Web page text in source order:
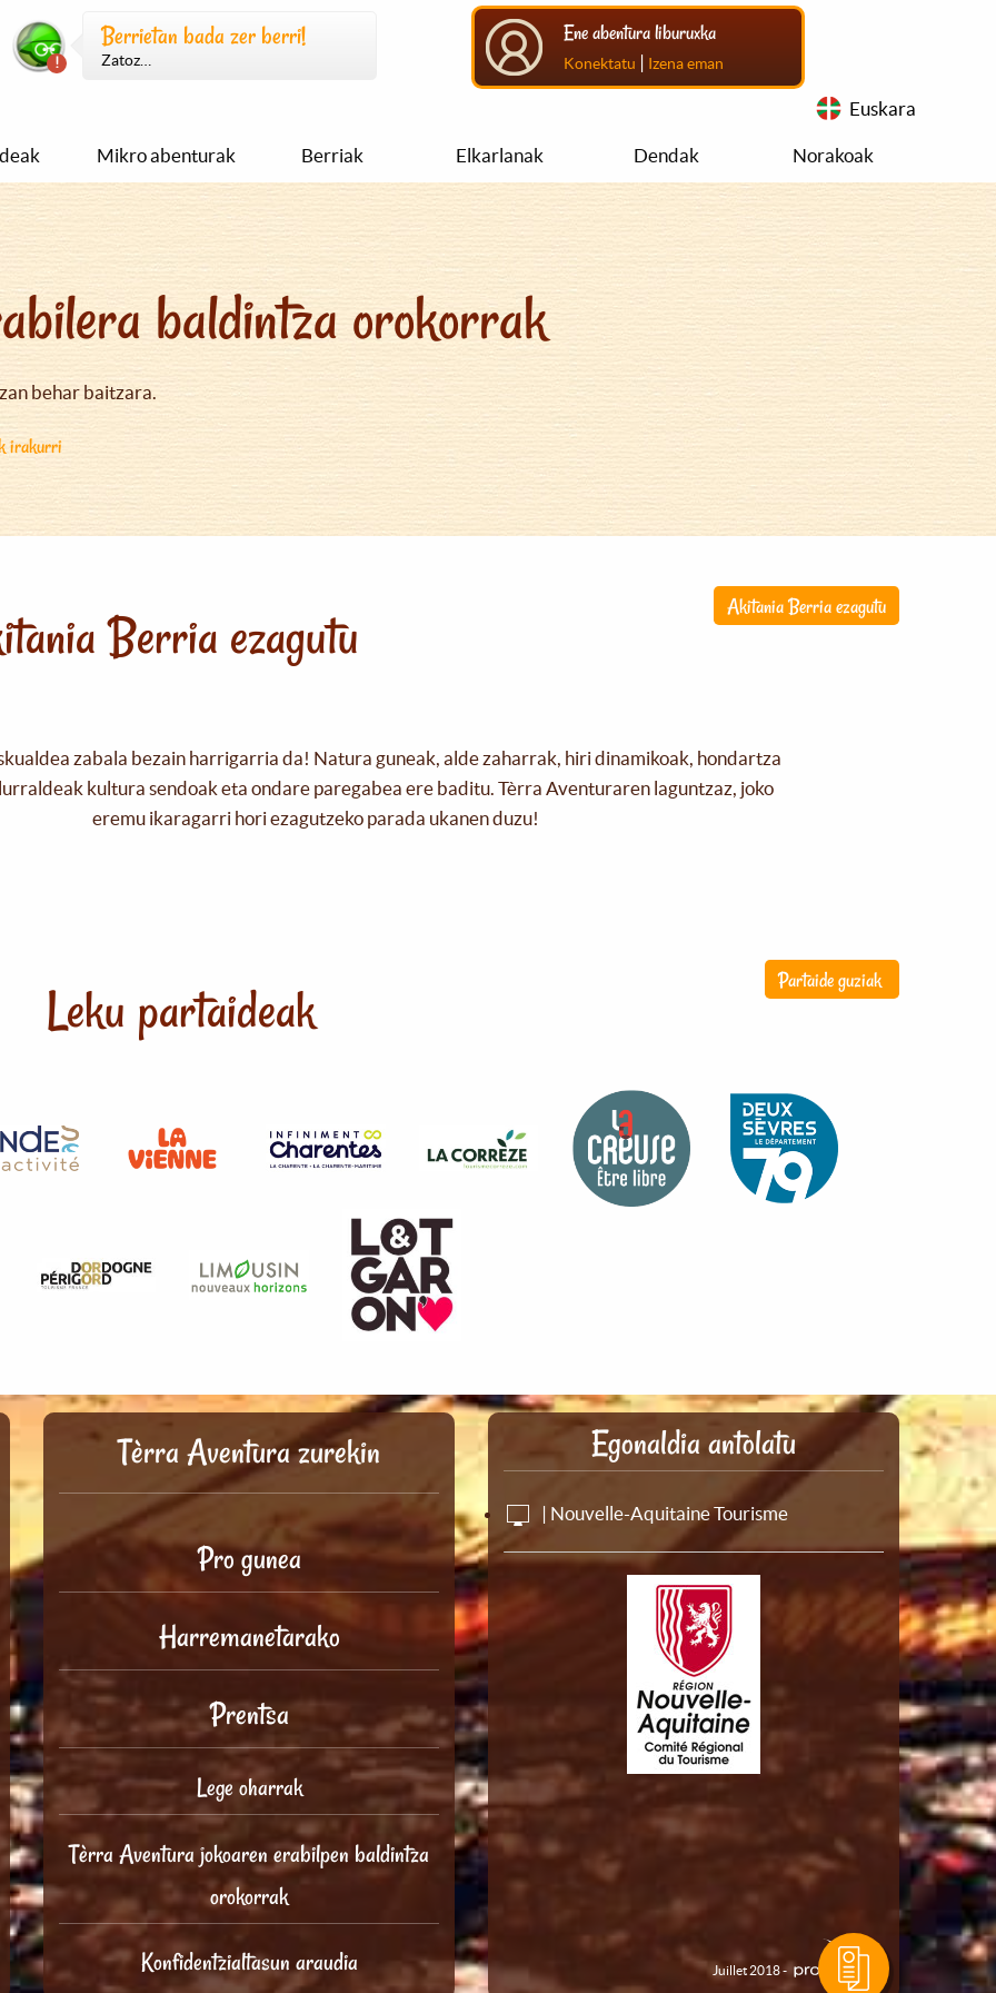
Berrietan bada zer berri!
Zatoz…
Ene abentura liburuxka
Konektatu | Izena eman
Euskara
Mikro abenturak Berriak Elkarlanak Dendak Norakoak
baldintza orokorrak
behar baitzara.
irakurri
Akitania Berria ezagutu
Berria ezagutu
zabala bezain harrigarria da! Natura guneak, alde zaharrak, hiri dinamikoak, hondartza
kultura sendoak eta ondare paregabea ere baditu. Tèrra Aventuraren laguntzaz, joko
eremu ikaragarri hori ezagutzeko parada ukanen duzu!
Partaide guziak
Leku partaideak
Tèrra Aventura zurekin
Pro gunea
Harremanetarako
Prentsa
Lege oharrak
Tèrra Aventura jokoaren erabilpen baldintza
orokorrak
Konfidentzialtasun araudia
Egonaldia antolatu
| Nouvelle-Aquitaine Tourisme
Juillet 2018 -